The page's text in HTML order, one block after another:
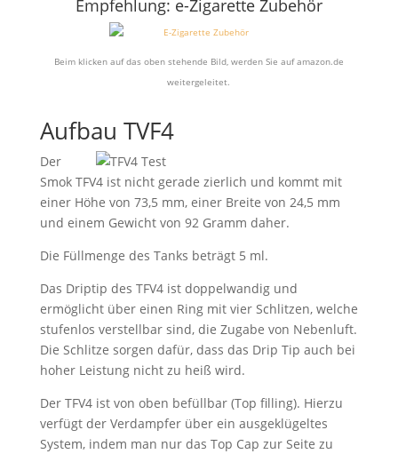
Empfehlung: e-Zigarette Zubehör
Beim klicken auf das oben stehende Bild, werden Sie auf amazon.de
weitergeleitet.
Aufbau TVF4
Der
Smok TFV4 ist nicht gerade zierlich und kommt mit
einer Höhe von 73,5 mm, einer Breite von 24,5 mm
und einem Gewicht von 92 Gramm daher.
Die Füllmenge des Tanks beträgt 5 ml.
Das Driptip des TFV4 ist doppelwandig und
ermöglicht über einen Ring mit vier Schlitzen, welche
stufenlos verstellbar sind, die Zugabe von Nebenluft.
Die Schlitze sorgen dafür, dass das Drip Tip auch bei
hoher Leistung nicht zu heiß wird.
Der TFV4 ist von oben befüllbar (Top filling). Hierzu
verfügt der Verdampfer über ein ausgeklügeltes
System, indem man nur das Top Cap zur Seite zu